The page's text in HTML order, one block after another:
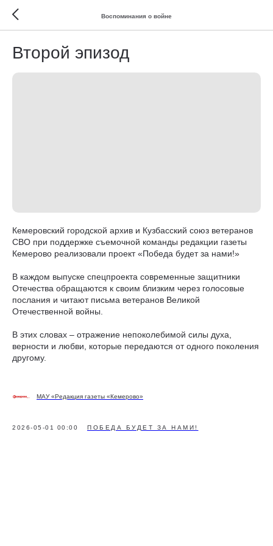
Воспоминания о войне
Второй эпизод
Кемеровский городской архив и Кузбасский союз ветеранов
СВО при поддержке съемочной команды редакции газеты
Кемерово реализовали проект «Победа будет за нами!»
В каждом выпуске спецпроекта современные защитники
Отечества обращаются к своим близким через голосовые
послания и читают письма ветеранов Великой
Отечественной войны.
В этих словах – отражение непоколебимой силы духа,
верности и любви, которые передаются от одного поколения
другому.
МАУ «Редакция газеты «Кемерово»
2026-05-01 00:00 ПОБЕДА БУДЕТ ЗА НАМИ!